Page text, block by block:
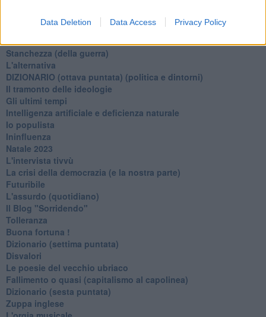
Data Deletion Data Access Privacy Policy
Beneficenza
L'inganno
Stanchezza (della guerra)
L'alternativa
​DIZIONARIO (ottava puntata) (politica e dintorni)
Il tramonto delle ideologie
Gli ultimi tempi
Intelligenza artificiale e deficienza naturale
Io populista
Ininfluenza
Natale 2023
L'intervista tivvù
La crisi della democrazia (e la nostra parte)
Futuribile
L'assurdo (quotidiano)
Il Blog "Sorridendo"
Tolleranza
Buona fortuna !
​Dizionario (settima puntata)
Disvalori
Le poesie del vecchio ubriaco
Fallimento o quasi (capitalismo al capolinea)
Dizionario (sesta puntata)
Zuppa inglese